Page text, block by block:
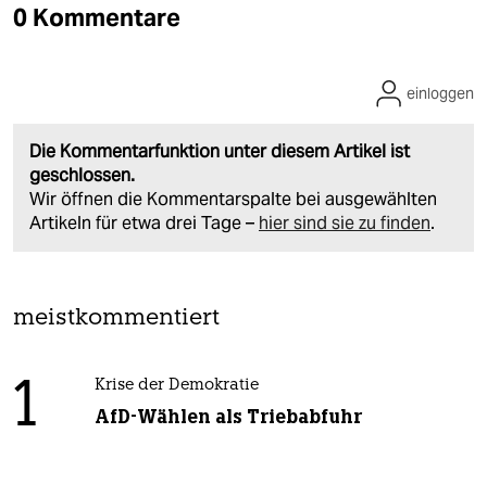
0 Kommentare
Die Kommentarfunktion unter diesem Artikel ist
geschlossen.
Wir öffnen die Kommentarspalte bei ausgewählten
Artikeln für etwa drei Tage – hier sind sie zu finden.
einloggen
meistkommentiert
1 Krise der Demokratie
AfD-Wählen als Triebabfuhr